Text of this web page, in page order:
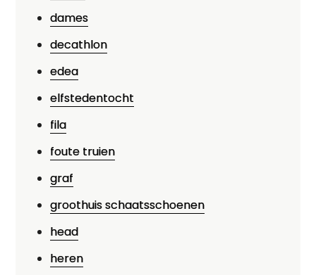
dames
decathlon
edea
elfstedentocht
fila
foute truien
graf
groothuis schaatsschoenen
head
heren